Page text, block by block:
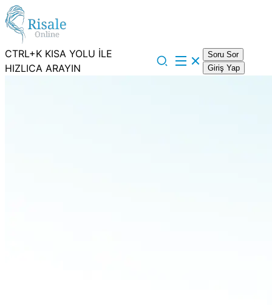
CTRL+K KISA YOLU İLE
HIZLICA ARAYIN
Soru Sor
Giriş Yap